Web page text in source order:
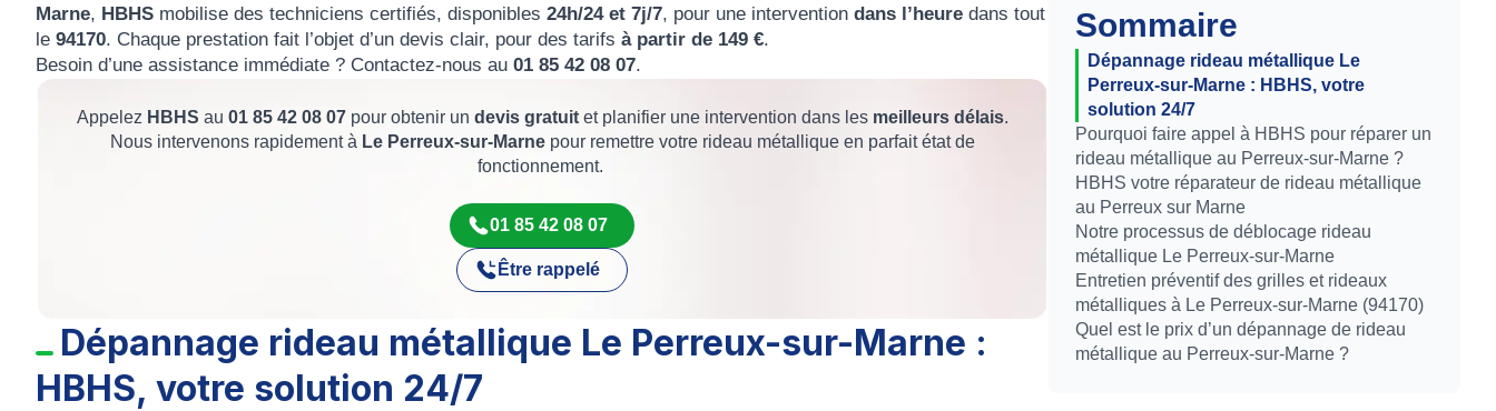
Sommaire
Dépannage rideau métallique Le
Perreux-sur-Marne : HBHS, votre
solution 24/7
Pourquoi faire appel à HBHS pour réparer un
rideau métallique au Perreux-sur-Marne ?
HBHS votre réparateur de rideau métallique
au Perreux sur Marne
Notre processus de déblocage rideau
métallique Le Perreux-sur-Marne
Entretien préventif des grilles et rideaux
métalliques à Le Perreux-sur-Marne (94170)
Quel est le prix d’un dépannage de rideau
métallique au Perreux-sur-Marne ?
Marne, HBHS mobilise des techniciens certifiés, disponibles 24h/24 et 7j/7, pour une intervention dans l’heure dans tout
le 94170. Chaque prestation fait l’objet d’un devis clair, pour des tarifs à partir de 149 €.
Besoin d’une assistance immédiate ? Contactez-nous au 01 85 42 08 07.
Appelez HBHS au 01 85 42 08 07 pour obtenir un devis gratuitet planifier une intervention dans les meilleurs délais.
Nous intervenons rapidement à Le Perreux-sur-Marne pour remettre votre rideau métallique en parfait état de
fonctionnement.
01 85 42 08 07
Être rappelé
Dépannage rideau métallique Le Perreux-sur-Marne :
HBHS, votre solution 24/7